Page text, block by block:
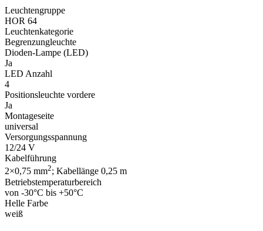
Leuchtengruppe
HOR 64
Leuchtenkategorie
Begrenzungleuchte
Dioden-Lampe (LED)
Ja
LED Anzahl
4
Positionsleuchte vordere
Ja
Montageseite
universal
Versorgungsspannung
12/24 V
Kabelführung
2×0,75 mm2; Kabellänge 0,25 m
Betriebstemperaturbereich
von -30°C bis +50°C
Helle Farbe
weiß